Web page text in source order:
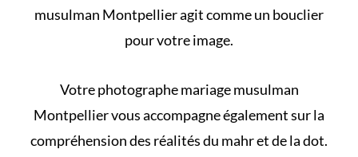
musulman Montpellier agit comme un bouclier
pour votre image.
Votre photographe mariage musulman
Montpellier vous accompagne également sur la
compréhension des réalités du mahr et de la dot.